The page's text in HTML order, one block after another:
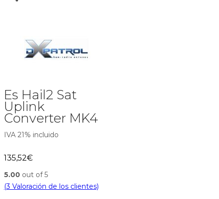
Es Hail2 Sat
Uplink
Converter MK4
IVA 21% incluido
135,52€
5.00 out of 5
(3 Valoración de los clientes)